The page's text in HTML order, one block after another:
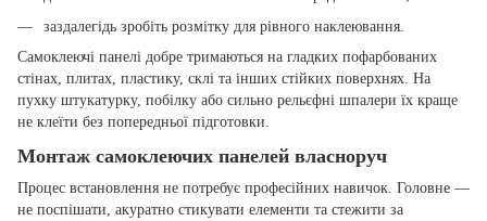
заздалегідь зробіть розмітку для рівного наклеювання.
Самоклеючі панелі добре тримаються на гладких пофарбованих
стінах, плитах, пластику, склі та інших стійких поверхнях. На
пухку штукатурку, побілку або сильно рельєфні шпалери їх краще
не клеїти без попередньої підготовки.
Монтаж самоклеючих панелей власноруч
Процес встановлення не потребує професійних навичок. Головне —
не поспішати, акуратно стикувати елементи та стежити за